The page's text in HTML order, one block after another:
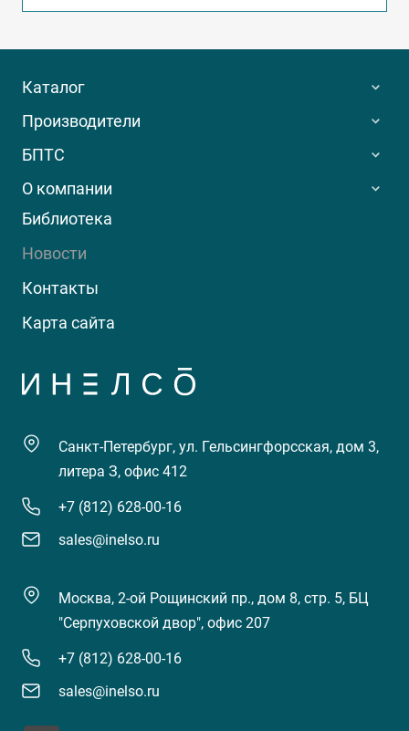
Каталог
Производители
БПТС
О компании
Библиотека
Новости
Контакты
Карта сайта
Санкт-Петербург, ул. Гельсингфорсская, дом 3,
литера З, офис 412
+7 (812) 628-00-16
sales@inelso.ru
Москва, 2-ой Рощинский пр., дом 8, стр. 5, БЦ
"Серпуховской двор", офис 207
+7 (812) 628-00-16
sales@inelso.ru